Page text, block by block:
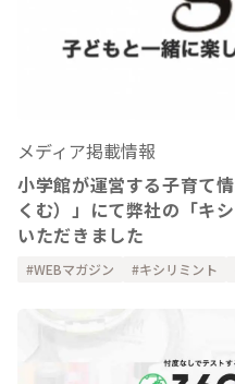
メディア掲載情報
小学館が運営する子育て
くむ）」にて弊社の「キ
いただきました
WEBマガジン キシリミント